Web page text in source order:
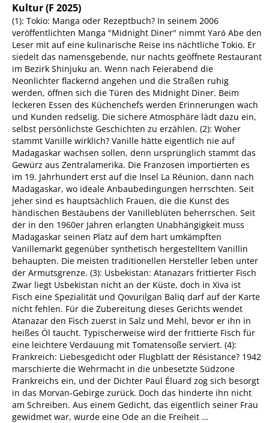
Kultur(F 2025)
(1): Tokio: Manga oder Rezeptbuch? In seinem 2006
veröffentlichten Manga "Midnight Diner" nimmt Yarō Abe den
Leser mit auf eine kulinarische Reise ins nächtliche Tokio. Er
siedelt das namensgebende, nur nachts geöffnete Restaurant
im Bezirk Shinjuku an. Wenn nach Feierabend die
Neonlichter flackernd angehen und die Straßen ruhig
werden, öffnen sich die Türen des Midnight Diner. Beim
leckeren Essen des Küchenchefs werden Erinnerungen wach
und Kunden redselig. Die sichere Atmosphäre lädt dazu ein,
selbst persönlichste Geschichten zu erzählen. (2): Woher
stammt Vanille wirklich? Vanille hätte eigentlich nie auf
Madagaskar wachsen sollen, denn ursprünglich stammt das
Gewürz aus Zentralamerika. Die Franzosen importierten es
im 19. Jahrhundert erst auf die Insel La Réunion, dann nach
Madagaskar, wo ideale Anbaubedingungen herrschten. Seit
jeher sind es hauptsächlich Frauen, die die Kunst des
händischen Bestäubens der Vanilleblüten beherrschen. Seit
der in den 1960er Jahren erlangten Unabhängigkeit muss
Madagaskar seinen Platz auf dem hart umkämpften
Vanillemarkt gegenüber synthetisch hergestelltem Vanillin
behaupten. Die meisten traditionellen Hersteller leben unter
der Armutsgrenze. (3): Usbekistan: Atanazars frittierter Fisch
Zwar liegt Usbekistan nicht an der Küste, doch in Xiva ist
Fisch eine Spezialität und Qovurilgan Baliq darf auf der Karte
nicht fehlen. Für die Zubereitung dieses Gerichts wendet
Atanazar den Fisch zuerst in Salz und Mehl, bevor er ihn in
heißes Öl taucht. Typischerweise wird der frittierte Fisch für
eine leichtere Verdauung mit Tomatensoße serviert. (4):
Frankreich: Liebesgedicht oder Flugblatt der Résistance? 1942
marschierte die Wehrmacht in die unbesetzte Südzone
Frankreichs ein, und der Dichter Paul Éluard zog sich besorgt
in das Morvan-Gebirge zurück. Doch das hinderte ihn nicht
am Schreiben. Aus einem Gedicht, das eigentlich seiner Frau
gewidmet war, wurde eine Ode an die Freiheit …